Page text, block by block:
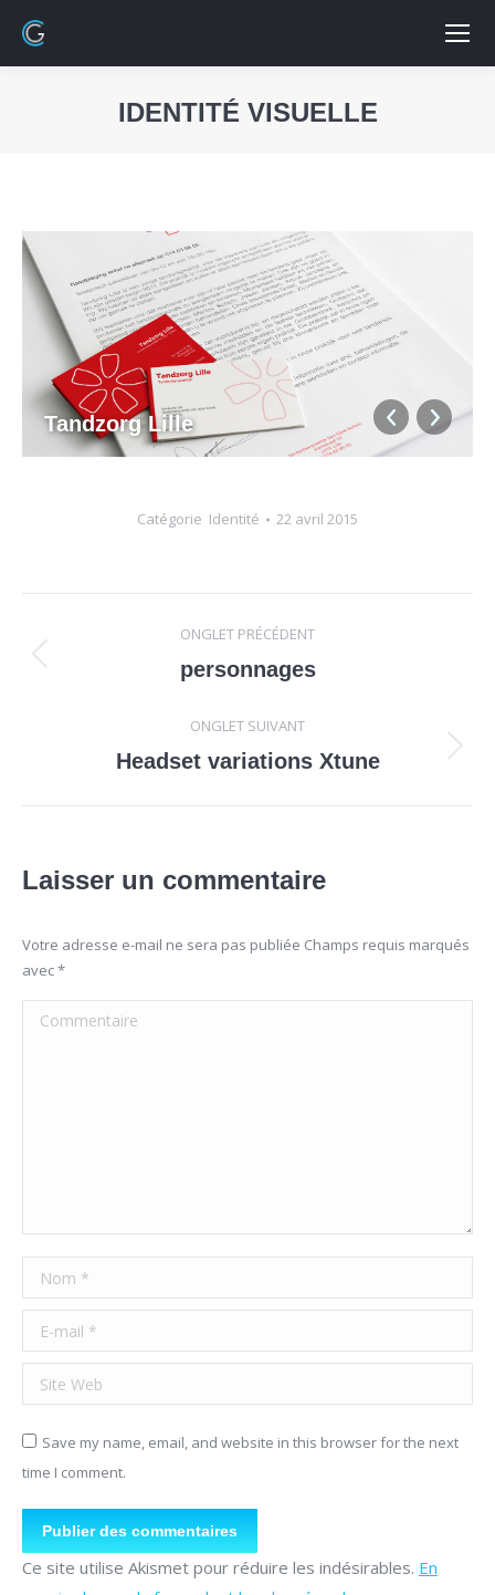
IDENTITÉ VISUELLE
Tandzorg Lille
Catégorie Identité 22 avril 2015
de
commentaire
ONGLET PRÉCÉDENT
Onglet
personnages
ONGLET SUIVANT
Onglet
Headset variations Xtune
Laisser un commentaire
Votre adresse e-mail ne sera pas publiée Champs requis marqués
avec*
Commentaire
Nom *
E-mail *
Site Web
Save my name, email, and website in this browser for the next
time I comment.
Publier des commentaires
Ce site utilise Akismet pour réduire les indésirables. En